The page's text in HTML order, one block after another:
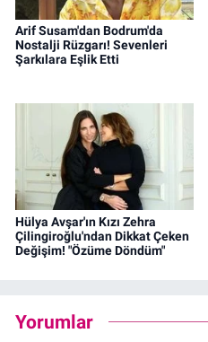
Arif Susam'dan Bodrum'da
Nostalji Rüzgarı! Sevenleri
Şarkılara Eşlik Etti
Hülya Avşar'ın Kızı Zehra
Çilingiroğlu'ndan Dikkat Çeken
Değişim! "Özüme Döndüm"
Yorumlar